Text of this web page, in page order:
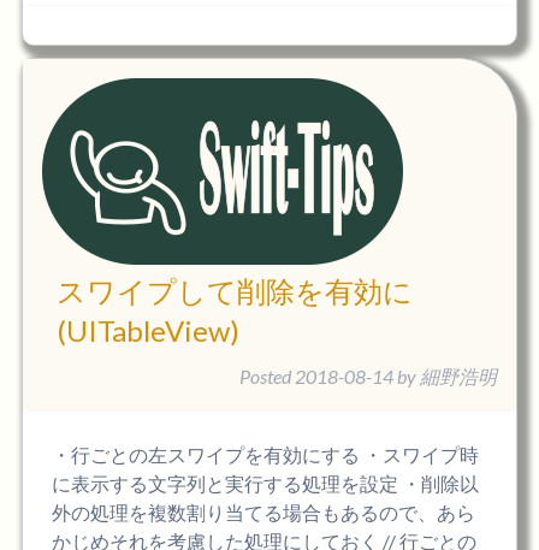
スワイプして削除を有効に
(UITableView)
Posted 2018-08-14 by 細野浩明
・行ごとの左スワイプを有効にする ・スワイプ時
に表示する文字列と実行する処理を設定 ・削除以
外の処理を複数割り当てる場合もあるので、あら
かじめそれを考慮した処理にしておく // 行ごとの